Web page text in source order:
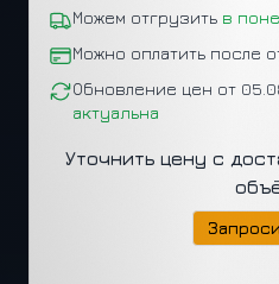
Можем отгрузить в
Можно оплатить после
Обновление цен от
актуальна
Уточнить цену с